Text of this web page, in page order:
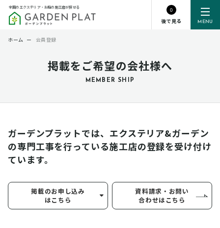
MENU
全国のエクステリア・お庭の施工店が探せる
0
後で見る
掲載をご希望の会社様へ
MEMBER SHIP
ホーム ー 会員登録
ガーデンプラットでは、エクステリア&ガーデン
の専門工事を行っている施工店の登録を受け付け
ています。
掲載のお申し込み
はこちら
資料請求・お問い
合わせはこちら